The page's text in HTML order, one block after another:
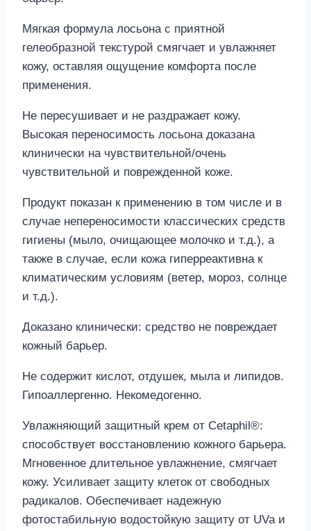
Мягкая формула лосьона с приятной
гелеобразной текстурой смягчает и увлажняет
кожу, оставляя ощущение комфорта после
применения.
Не пересушивает и не раздражает кожу.
Высокая переносимость лосьона доказана
клинически на чувствительной/очень
чувствительной и поврежденной коже.
Продукт показан к применению в том числе и в
случае непереносимости классических средств
гигиены (мыло, очищающее молочко и т.д.), а
также в случае, если кожа гиперреактивна к
климатическим условиям (ветер, мороз, солнце
и т.д.).
Доказано клинически: средство не повреждает
кожный барьер.
Не содержит кислот, отдушек, мыла и липидов.
Гипоаллергенно. Некомедогенно.
Увлажняющий защитный крем от Cetaphil®:
способствует восстановлению кожного барьера.
Мгновенное длительное увлажнение, смягчает
кожу. Усиливает защиту клеток от свободных
радикалов. Обеспечивает надежную
фотостабильную водостойкую защиту от UVa и